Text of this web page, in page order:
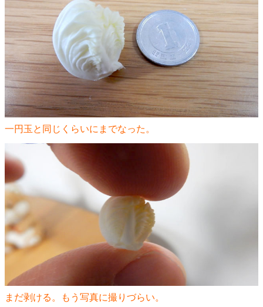
一円玉と同じくらいにまでなった。
まだ剥ける。もう写真に撮りづらい。